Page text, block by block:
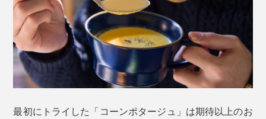
最初にトライした「コーンポタージュ」は期待以上のお